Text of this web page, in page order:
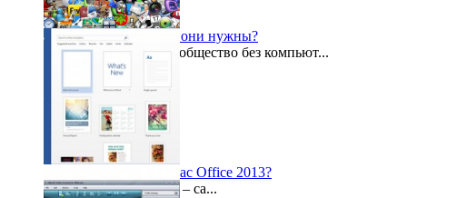
Проги на комп: зачем они нужны?
Сегодня представить общество без компьют...
2014-12-06
Что приготовил для нас Office 2013?
Microsoft Office 2013 – са...